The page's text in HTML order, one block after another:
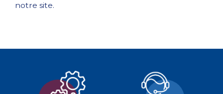
notre site.